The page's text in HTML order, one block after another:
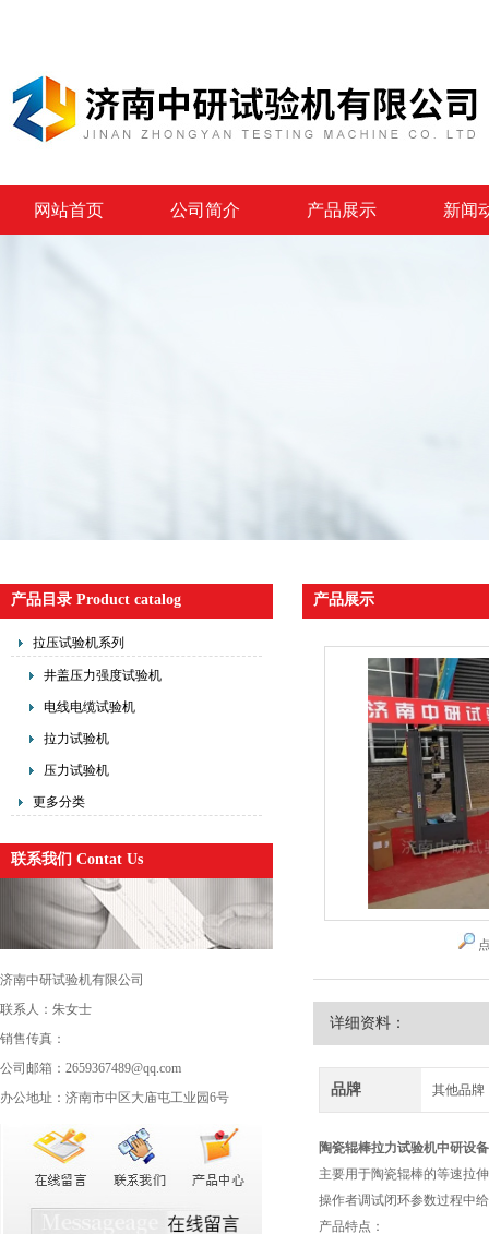
网站首页 公司简介 产品展示 新闻
产品目录 Product catalog
拉压试验机系列
井盖压力强度试验机
电线电缆试验机
拉力试验机
压力试验机
更多分类
联系我们 Contat Us
济南中研试验机有限公司
联系人：朱女士
销售传真：
公司邮箱：2659367489@qq.com
办公地址：济南市中区大庙屯工业园6号
产品展示
详细资料：
品牌 其他品牌
陶瓷辊棒拉力试验机中研设备
主要用于陶瓷辊棒的等速拉
操作者调试闭环参数过程中
产品特点：